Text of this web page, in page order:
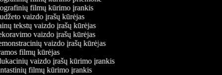
filmų kūrimo įrankis
vaizdo įrašų kūrėjas
tekstų vaizdo įrašų kūrėjas
vaizdo įrašų kūrėjas
vaizdo įrašų kūrėjas
filmų kūrėjas
vaizdo įrašų kūrimo įrankis
filmų kūrimo įrankis